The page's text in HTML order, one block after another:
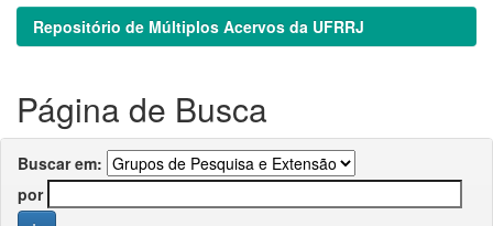
Repositório de Múltiplos Acervos da UFRRJ
Página de Busca
Buscar em:
por